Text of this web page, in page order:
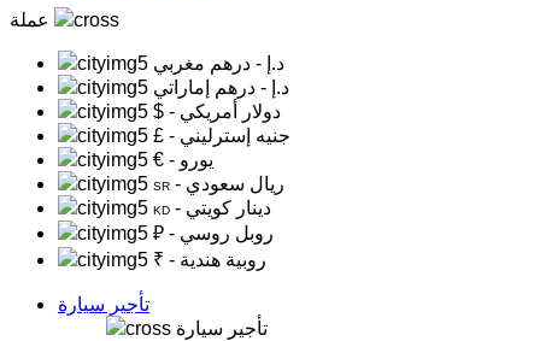
د.إ - درهم مغربي
د.إ - درهم إماراتي
$
- دولار أمريكي
£
- جنيه إسترليني
€
- يورو
SR - ريال سعودي
KD
- دينار كويتي
₽
- روبل روسي
₹
- روبية هندية
تأجير سيارة
تأجير سيارة